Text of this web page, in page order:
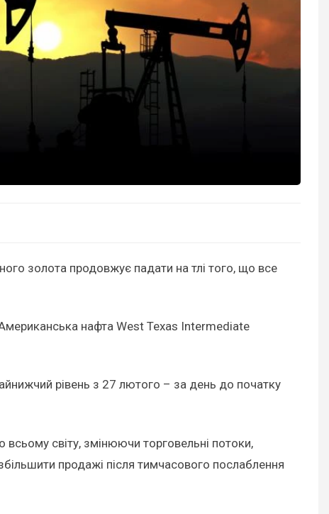
золота продовжує падати на тлі того, що все
нафта West Texas Intermediate
рівень з 27 лютого – за день до початку
світу, змінюючи торговельні потоки,
продажі після тимчасового послаблення